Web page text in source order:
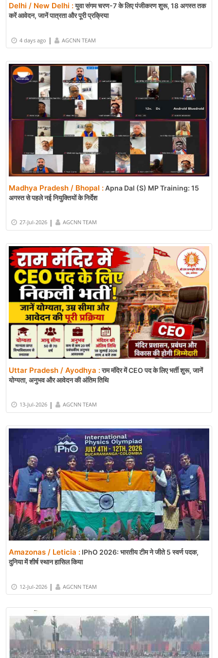
Delhi / New Delhi :युवा संगम चरण-7 के लिए पंजीकरण शुरू, 18 अगस्त तक
करें आवेदन, जानें पात्रता और पूरी प्रक्रिया
4 days ago | AGCNN TEAM
Madhya Pradesh / Bhopal :Apna Dal (S) MP Training: 15
अगस्त से पहले नई नियुक्तियों के निर्देश
27-Jul-2026 | AGCNN TEAM
Uttar Pradesh / Ayodhya :राम मंदिर में CEO पद के लिए भर्ती शुरू, जानें
योग्यता, अनुभव और आवेदन की अंतिम तिथि
13-Jul-2026 | AGCNN TEAM
Amazonas / Leticia : IPhO 2026: भारतीय टीम ने जीते 5 स्वर्ण पदक,
दुनिया में शीर्ष स्थान हासिल किया
12-Jul-2026 | AGCNN TEAM